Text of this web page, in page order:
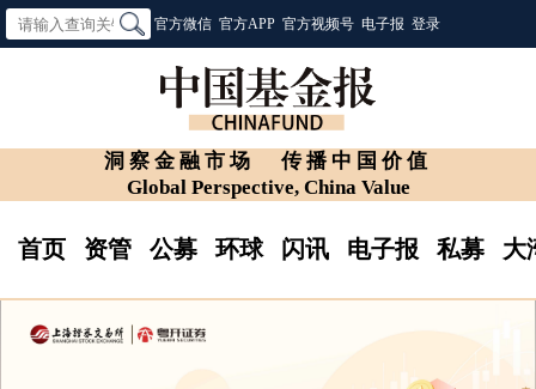
官方微信 官方APP 官方视频号 电子报 登录
洞察金融市场
传播中国价值
Global Perspective, China Value
首页 资管 公募 环球 闪讯 电子报 私募 大